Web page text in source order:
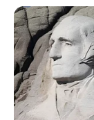
Geralmente
crianças
nomes dos
dica é